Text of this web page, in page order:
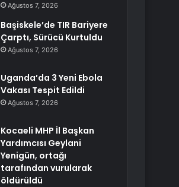
Ağustos 7, 2026
Başiskele’de TIR Bariyere
Çarptı, Sürücü Kurtuldu
Ağustos 7, 2026
Uganda’da 3 Yeni Ebola
Vakası Tespit Edildi
Ağustos 7, 2026
Kocaeli MHP İl Başkan
Yardımcısı Geylani
Yenigün, ortağı
tarafından vurularak
öldürüldü